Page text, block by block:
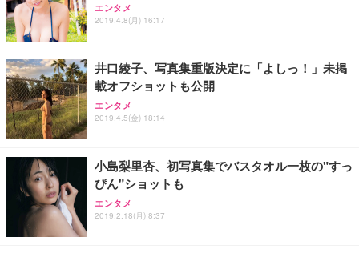
エンタメ
2019.4.8(月) 16:17
井口綾子、写真集重版決定に「よしっ！」未掲
載オフショットも公開
エンタメ
2019.4.5(金) 18:14
小島梨里杏、初写真集でバスタオル一枚の"すっ
ぴん"ショットも
エンタメ
2019.2.18(月) 8:37